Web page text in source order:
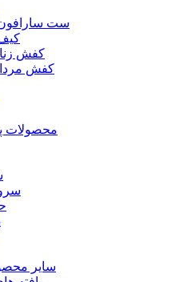
ست
کفش
کفش
محصولات
سایر